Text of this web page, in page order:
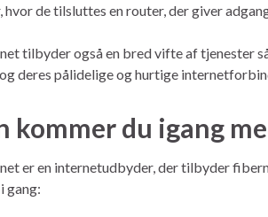
hvor de tilsluttes en router, der giver
tilbyder også en bred vifte af tjenester
deres pålidelige og hurtige
kommer du igang
er en internetudbyder, der tilbyder
gang: